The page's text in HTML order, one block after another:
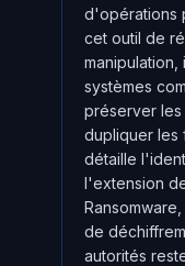
d'opérations
cet outil de
systèmes
préserver
dupliquer les
détaille
l'extension
de
autorités